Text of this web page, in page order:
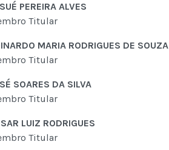
PEREIRA ALVES
Titular
MARIA RODRIGUES DE SOUZA
Titular
SOARES DA SILVA
Titular
LUIZ RODRIGUES
Titular